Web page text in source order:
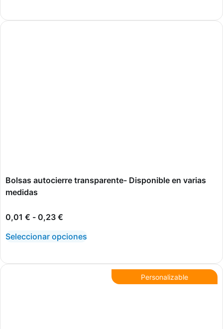
Bolsas autocierre transparente- Disponible en varias
medidas
0,01 € - 0,23 €
Seleccionar opciones
Personalizable